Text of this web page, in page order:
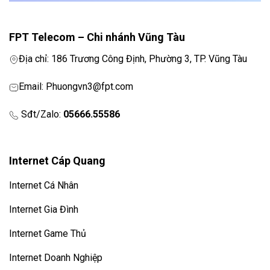
FPT Telecom – Chi nhánh Vũng Tàu
Địa chỉ: 186 Trương Công Định, Phường 3, TP. Vũng Tàu
Email: Phuongvn3@fpt.com
Sđt/Zalo: 05666.55586
Internet Cáp Quang
Internet Cá Nhân
Internet Gia Đình
Internet Game Thủ
Internet Doanh Nghiệp